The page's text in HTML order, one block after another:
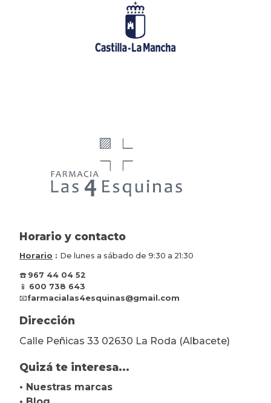
Horario y contacto
Horario : De lunes a sábado de 9:30 a 21:30
☎️ 967 44 04 52
📱 600 738 643
📧farmacialas4esquinas@gmail.com
Dirección
Calle Peñicas 33 02630 La Roda (Albacete)
Quizá te interesa...
• Nuestras marcas